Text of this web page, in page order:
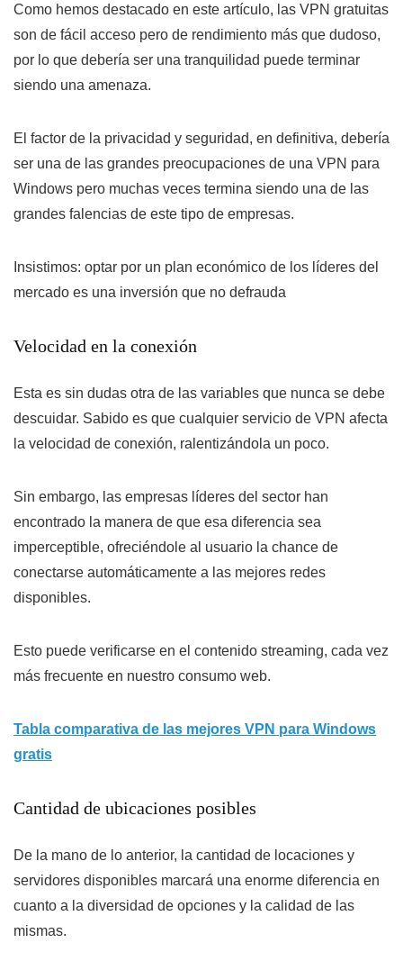
Como hemos destacado en este artículo, las VPN gratuitas
son de fácil acceso pero de rendimiento más que dudoso,
por lo que debería ser una tranquilidad puede terminar
siendo una amenaza.
El factor de la privacidad y seguridad, en definitiva, debería
ser una de las grandes preocupaciones de una VPN para
Windows pero muchas veces termina siendo una de las
grandes falencias de este tipo de empresas.
Insistimos: optar por un plan económico de los líderes del
mercado es una inversión que no defrauda
Velocidad en la conexión
Esta es sin dudas otra de las variables que nunca se debe
descuidar. Sabido es que cualquier servicio de VPN afecta
la velocidad de conexión, ralentizándola un poco.
Sin embargo, las empresas líderes del sector han
encontrado la manera de que esa diferencia sea
imperceptible, ofreciéndole al usuario la chance de
conectarse automáticamente a las mejores redes
disponibles.
Esto puede verificarse en el contenido streaming, cada vez
más frecuente en nuestro consumo web.
Tabla comparativa de las mejores VPN para Windows
gratis
Cantidad de ubicaciones posibles
De la mano de lo anterior, la cantidad de locaciones y
servidores disponibles marcará una enorme diferencia en
cuanto a la diversidad de opciones y la calidad de las
mismas.